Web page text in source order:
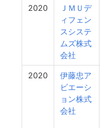
2020
ＪＭＵデ
ィフェン
スシステ
ムズ株式
会社
2020
伊藤忠ア
ビエーシ
ョン株式
会社